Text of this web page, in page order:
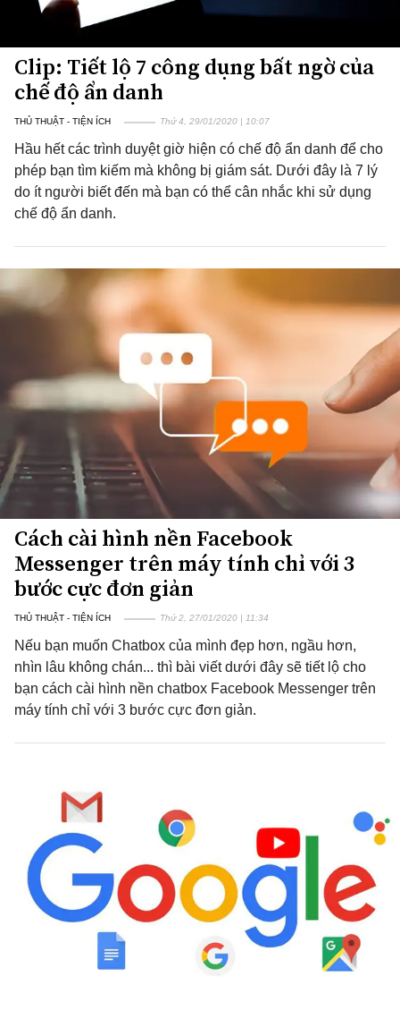
Clip: Tiết lộ 7 công dụng bất ngờ của
chế độ ẩn danh
THỦ THUẬT - TIỆN ÍCH Thứ 4, 29/01/2020 | 10:07
Hầu hết các trình duyệt giờ hiện có chế độ ẩn danh để cho
phép bạn tìm kiếm mà không bị giám sát. Dưới đây là 7 lý
do ít người biết đến mà bạn có thể cân nhắc khi sử dụng
chế độ ẩn danh.
Cách cài hình nền Facebook
Messenger trên máy tính chỉ với 3
bước cực đơn giản
THỦ THUẬT - TIỆN ÍCH Thứ 2, 27/01/2020 | 11:34
Nếu bạn muốn Chatbox của mình đẹp hơn, ngầu hơn,
nhìn lâu không chán... thì bài viết dưới đây sẽ tiết lộ cho
bạn cách cài hình nền chatbox Facebook Messenger trên
máy tính chỉ với 3 bước cực đơn giản.